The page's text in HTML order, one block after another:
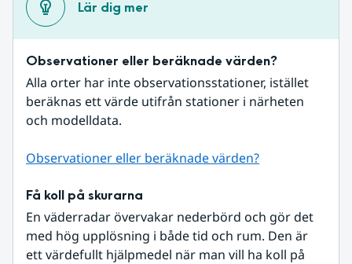
Lär dig mer
Observationer eller beräknade värden?
Alla orter har inte observationsstationer, istället
beräknas ett värde utifrån stationer i närheten
och modelldata.
Observationer eller beräknade värden?
Få koll på skurarna
En väderradar övervakar nederbörd och gör det
med hög upplösning i både tid och rum. Den är
ett värdefullt hjälpmedel när man vill ha koll på